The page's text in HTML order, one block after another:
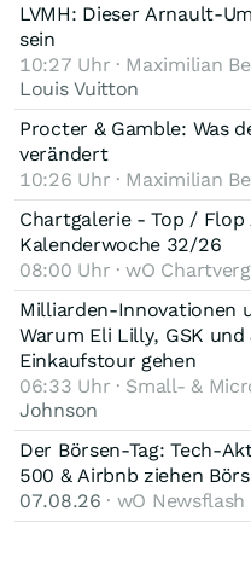
LVMH: Dieser Arnault-
sein
10:27 Uhr · Maximilian
Louis Vuitton
Procter & Gamble: Was
verändert
10:26 Uhr · Maximilian
Chartgalerie - Top /
Kalenderwoche 32/26
08:00 Uhr · wO
Milliarden-Innovationen
Warum Eli Lilly, GSK
Einkaufstour gehen
06:33 Uhr · Small- &
Johnson
Der Börsen-Tag: Tech-
500 & Airbnb ziehen
07.08.26 · wO Newsflash